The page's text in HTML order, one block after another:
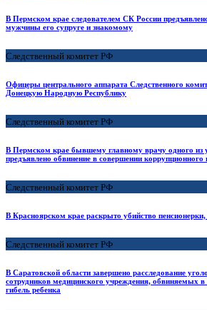
В Пермском крае следователем СК России
мужчины его супруге и знакомому
Следственный комитет РФ
Офицеры центрального аппарата Следственного
Донецкую Народную Республику
Следственный комитет РФ
В Пермском крае бывшему главному врачу одного из
предъявлено обвинение в совершении коррупционного
Следственный комитет РФ
В Красноярском крае раскрыто убийство
Следственный комитет РФ
В Саратовской области завершено расследование
сотрудников медицинского учреждения, обвиняемых
гибель ребенка